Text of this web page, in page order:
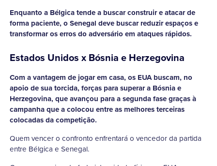
Enquanto a Bélgica tende a buscar construir e atacar de
forma paciente, o Senegal deve buscar reduzir espaços e
transformar os erros do adversário em ataques rápidos.
Estados Unidos x Bósnia e Herzegovina
Com a vantagem de jogar em casa, os EUA buscam, no
apoio de sua torcida, forças para superar a Bósnia e
Herzegovina, que avançou para a segunda fase graças à
campanha que a colocou entre as melhores terceiras
colocadas da competição.
Quem vencer o confronto enfrentará o vencedor da partida
entre Bélgica e Senegal.